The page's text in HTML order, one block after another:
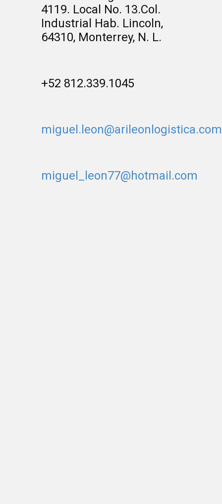
4119. Local No. 13.Col.
Industrial Hab. Lincoln,
64310, Monterrey, N. L.
+52 812.339.1045
miguel.leon@arileonlogistica.com
miguel_leon77@hotmail.com